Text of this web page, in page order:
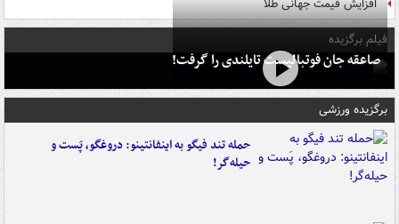
افزایش قیمت جهانی طلا
فیلم برگزیده
صاعقه جان فوتبالیست تایلندی را گرفت!
برگزیده ورزشی
حمله تند فیگو به اینفانتینو: دروغگو، پَست‌ و
حیله‌گر!